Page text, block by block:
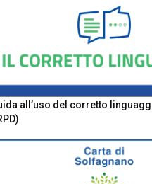
all’uso del corretto